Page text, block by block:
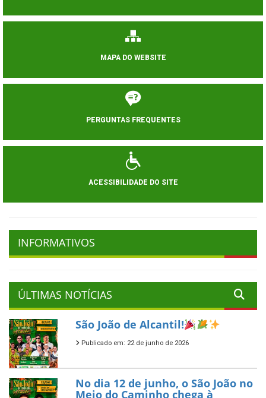
MAPA DO WEBSITE
PERGUNTAS FREQUENTES
ACESSIBILIDADE DO SITE
INFORMATIVOS
ÚLTIMAS NOTÍCIAS
São João de Alcantil!
Publicado em: 22 de junho de 2026
No dia 12 de junho, o São João no
Meio do Caminho chega à